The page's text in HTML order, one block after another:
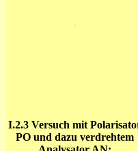
.
I.2.3 Versuch mit
PO und dazu verdrehtem